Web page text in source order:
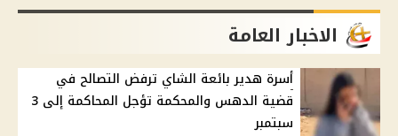
الاخبار العامة
أسرة هدير بائعة الشاي ترفض التصالح في
قضية الدهس والمحكمة تؤجل المحاكمة إلى 3
سبتمبر